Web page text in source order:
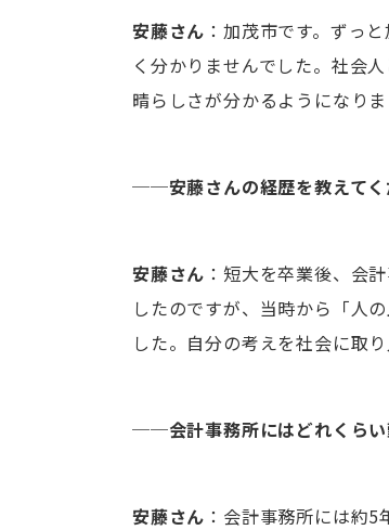
安藤さん ：加茂市です。ずっ
く分かりませんでした。社会
晴らしさが分かるようになりま
──安藤さんの経歴を教えてく
安藤さん ：短大を卒業後、会
したのですが、当時から「人
した。自分の考えを社会に取
──会計事務所にはどれくらい
安藤さん ：会計事務所には約